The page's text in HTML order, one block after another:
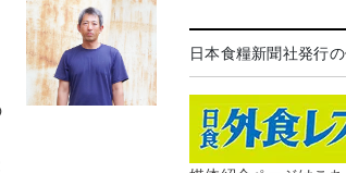
日本食糧新聞社発行